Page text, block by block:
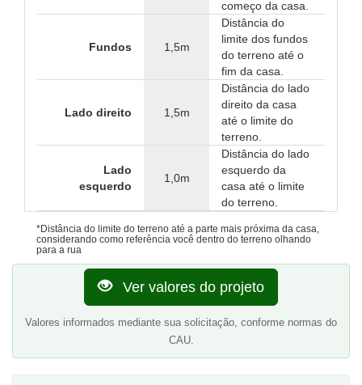
começo da casa.
Fundos 1,5m
Distância do
limite dos fundos
do terreno até o
fim da casa.
Lado direito 1,5m
Distância do lado
direito da casa
até o limite do
terreno.
Lado
esquerdo
1,0m
Distância do lado
esquerdo da
casa até o limite
do terreno.
*Distância do limite do terreno até a parte mais próxima da casa,
considerando como referência você dentro do terreno olhando
para a rua
Ver valores do projeto
Valores informados mediante sua solicitação, conforme normas do
CAU.